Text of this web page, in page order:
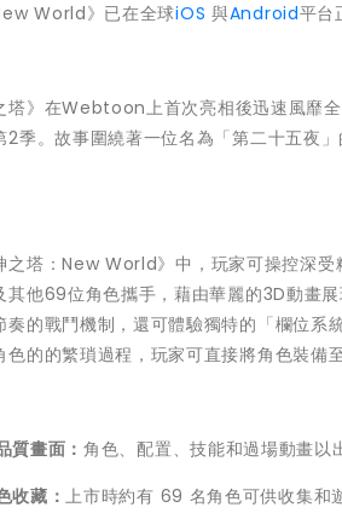
World》已在全球iOS 與Android平台
塔》在Webtoon上首次亮相後迅速風靡
2季。故事圍繞著一位名為「第二十五夜
之塔：New World》中，玩家可操控深
其他69位角色攜手，藉由華麗的3D動畫
奏的戰鬥機制，還可體驗獨特的「欄位系
色的的繁瑣過程，玩家可直接將角色裝備
質畫面：角色、配置、技能和過場動畫以
收藏：上市時約有 69 名角色可供收集和